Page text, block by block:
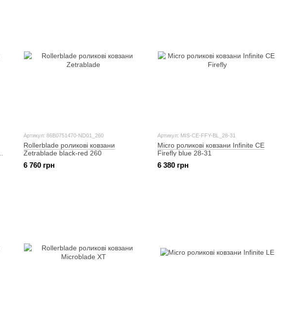
Артикул: 86B0751470-ND01_260
Rollerblade роликові ковзани
Zetrablade black-red 260
6 760 грн
Артикул: MIS-CE-FFY-BL_28-31
Micro роликові ковзани Infinite CE
Firefly blue 28-31
6 380 грн